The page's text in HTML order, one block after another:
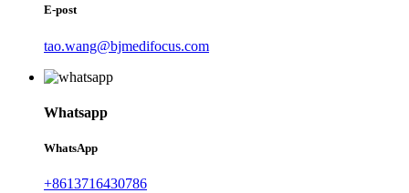
E-post
tao.wang@bjmedifocus.com
Whatsapp
WhatsApp
+8613716430786